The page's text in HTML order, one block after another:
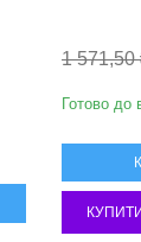
1 571,50
Готово до